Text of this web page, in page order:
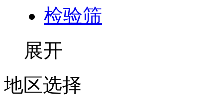
检验筛
展开
地区选择